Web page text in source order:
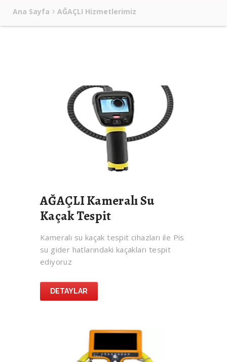
Ana Sayfa AĞAÇLI Hizmetlerimiz
AĞAÇLI Kameralı Su
Kaçak Tespit
Kameralı su kaçak tespit cihazları ile Pis
su gider hatlarındaki kaçakları tespit
ediyoruz
DETAYLAR